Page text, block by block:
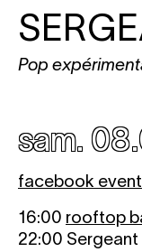
Pop
sam.
facebook event
16:00 rooftop
22:00 Sergeant